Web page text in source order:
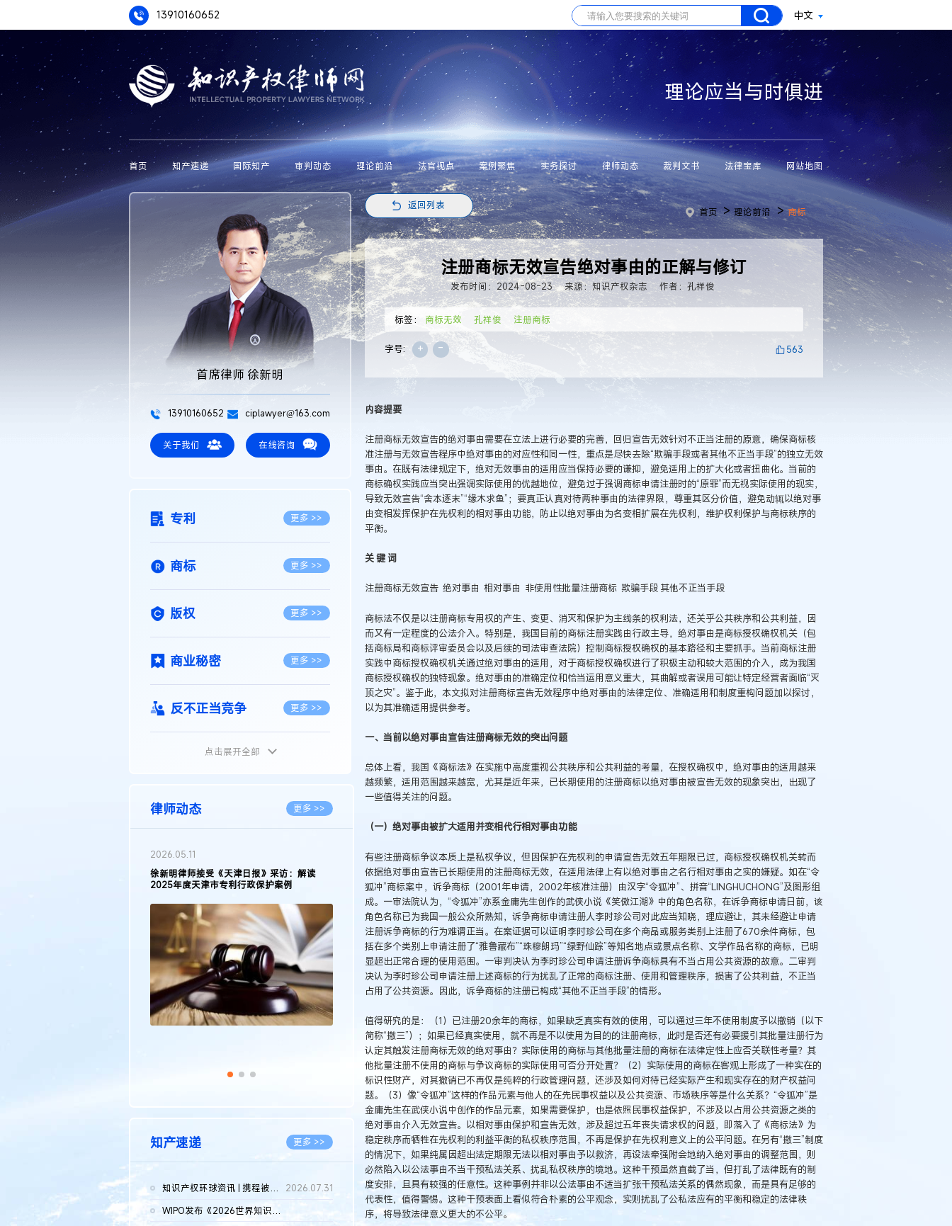
13910160652 中文
理论应当与时俱进
首页 知产速递 国际知产 审判动态 理论前沿 法官视点 案例聚焦 实务探讨 律师动态 裁判文书 法律宝库 网站地图
首席律师 徐新明
13910160652 ciplawyer@163.com
关于我们 在线咨询
专利 更多 >>
商标 更多 >>
版权 更多 >>
商业秘密 更多 >>
反不正当竞争 更多 >>
植物新品种
地理标志 更多 >>
集成电路布图设计
传统文化 更多 >>
点击展开全部
律师动态 更多 >>
2026.03.09
著名知识产权律师徐新明接受《中国经营
报》采访：技术革新下知识产权保护面临新
2026.02.10
徐新明律师经典案例：刘某与西安某生物科
技有限公司技术合作开发合同纠纷案
知产速递 更多 >>
知识产权环球资讯 | 携程被市监总局罚51.79亿；瑞幸泰国商标案上...
2026.07.31
WIPO发布《2026世界知识产权报告》 含报告全文
返回列表
首页 >理论前沿 >商标
注册商标无效宣告绝对事由的正解与修订
发布时间：2024-08-23 来源：知识产权杂志 作者：孔祥俊
标签： 商标无效 孔祥俊 注册商标
字号: + - 563
内容提要
注册商标无效宣告的绝对事由需要在立法上进行必要的完善，回归宣告无效针对不正当注册的原意，确保商标核
准注册与无效宣告程序中绝对事由的对应性和同一性，重点是尽快去除“欺骗手段或者其他不正当手段”的独立无效
事由。在既有法律规定下，绝对无效事由的适用应当保持必要的谦抑，避免适用上的扩大化或者扭曲化。当前的
商标确权实践应当突出强调实际使用的优越地位，避免过于强调商标申请注册时的“原罪”而无视实际使用的现实，
导致无效宣告“舍本逐末”“缘木求鱼”；要真正认真对待两种事由的法律界限，尊重其区分价值，避免动辄以绝对事
由变相发挥保护在先权利的相对事由功能，防止以绝对事由为名变相扩展在先权利，维护权利保护与商标秩序的
平衡。
关 键 词
注册商标无效宣告 绝对事由 相对事由 非使用性批量注册商标 欺骗手段 其他不正当手段
商标法不仅是以注册商标专用权的产生、变更、消灭和保护为主线条的权利法，还关乎公共秩序和公共利益，因
而又有一定程度的公法介入。特别是，我国目前的商标注册实践由行政主导，绝对事由是商标授权确权机关（包
括商标局和商标评审委员会以及后续的司法审查法院）控制商标授权确权的基本路径和主要抓手。当前商标注册
实践中商标授权确权机关通过绝对事由的适用，对于商标授权确权进行了积极主动和较大范围的介入，成为我国
商标授权确权的独特现象。绝对事由的准确定位和恰当运用意义重大，其曲解或者误用可能让特定经营者面临“灭
顶之灾”。鉴于此，本文拟对注册商标宣告无效程序中绝对事由的法律定位、准确适用和制度重构问题加以探讨，
以为其准确适用提供参考。
一、当前以绝对事由宣告注册商标无效的突出问题
总体上看，我国《商标法》在实施中高度重视公共秩序和公共利益的考量，在授权确权中，绝对事由的适用越来
越频繁，适用范围越来越宽，尤其是近年来，已长期使用的注册商标以绝对事由被宣告无效的现象突出，出现了
一些值得关注的问题。
（一）绝对事由被扩大适用并变相代行相对事由功能
有些注册商标争议本质上是私权争议，但因保护在先权利的申请宣告无效五年期限已过，商标授权确权机关转而
依据绝对事由宣告已长期使用的注册商标无效，在适用法律上有以绝对事由之名行相对事由之实的嫌疑。如在“令
狐冲”商标案中，诉争商标（2001年申请，2002年核准注册）由汉字“令狐冲”、拼音“LINGHUCHONG”及图形组
成。一审法院认为，“令狐冲”亦系金庸先生创作的武侠小说《笑傲江湖》中的角色名称，在诉争商标申请日前，该
角色名称已为我国一般公众所熟知，诉争商标申请注册人李时珍公司对此应当知晓，理应避让，其未经避让申请
注册诉争商标的行为难谓正当。在案证据可以证明李时珍公司在多个商品或服务类别上注册了670余件商标，包
括在多个类别上申请注册了“雅鲁藏布”“珠穆朗玛”“绿野仙踪”等知名地点或景点名称、文学作品名称的商标，已明
显超出正常合理的使用范围。一审判决认为李时珍公司申请注册诉争商标具有不当占用公共资源的故意。二审判
决认为李时珍公司申请注册上述商标的行为扰乱了正常的商标注册、使用和管理秩序，损害了公共利益，不正当
占用了公共资源。因此，诉争商标的注册已构成“其他不正当手段”的情形。
值得研究的是：（1）已注册20余年的商标，如果缺乏真实有效的使用，可以通过三年不使用制度予以撤销（以下
简称“撤三”）；如果已经真实使用，就不再是不以使用为目的的注册商标，此时是否还有必要援引其批量注册行为
认定其触发注册商标无效的绝对事由？实际使用的商标与其他批量注册的商标在法律定性上应否关联性考量？其
他批量注册不使用的商标与争议商标的实际使用可否分开处置？（2）实际使用的商标在客观上形成了一种实在的
标识性财产，对其撤销已不再仅是纯粹的行政管理问题，还涉及如何对待已经实际产生和现实存在的财产权益问
题。（3）像“令狐冲”这样的作品元素与他人的在先民事权益以及公共资源、市场秩序等是什么关系？“令狐冲”是
金庸先生在武侠小说中创作的作品元素，如果需要保护，也是依照民事权益保护，不涉及以占用公共资源之类的
绝对事由介入无效宣告。以相对事由保护和宣告无效，涉及超过五年丧失请求权的问题，即落入了《商标法》为
稳定秩序而牺牲在先权利的利益平衡的私权秩序范围，不再是保护在先权利意义上的公平问题。在另有“撤三”制度
的情况下，如果纯属因超出法定期限无法以相对事由予以救济，再设法牵强附会地纳入绝对事由的调整范围，则
必然陷入以公法事由不当干预私法关系、扰乱私权秩序的境地。这种干预虽然直截了当，但打乱了法律既有的制
度安排，且具有较强的任意性。这种事例并非以公法事由不适当扩张干预私法关系的偶然现象，而是具有足够的
代表性，值得警惕。这种干预表面上看似符合朴素的公平观念，实则扰乱了公私法应有的平衡和稳定的法律秩
序，将导致法律意义更大的不公平。